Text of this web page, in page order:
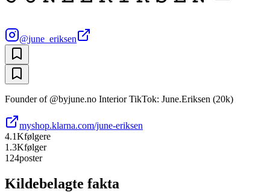
@june_eriksen
Founder of @byjune.no Interior TikTok: June.Eriksen (20k)
myshop.klarna.com/june-eriksen
4.1Kfølgere
1.3Kfølger
124poster
Kildebelagte fakta